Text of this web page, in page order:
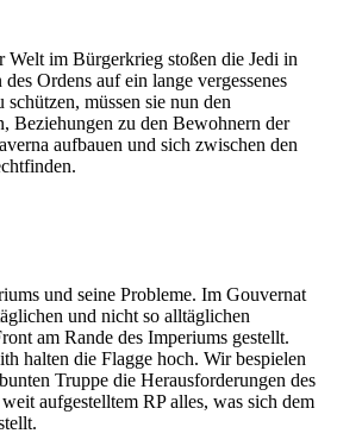
im Bürgerkrieg stoßen die Jedi in
Ordens auf ein lange vergessenes
müssen sie nun den
Beziehungen zu den Bewohnern der
aufbauen und sich zwischen den
und seine Probleme. Im Gouvernat
und nicht so alltäglichen
am Rande des Imperiums gestellt.
halten die Flagge hoch. Wir bespielen
Truppe die Herausforderungen des
aufgestelltem RP alles, was sich dem